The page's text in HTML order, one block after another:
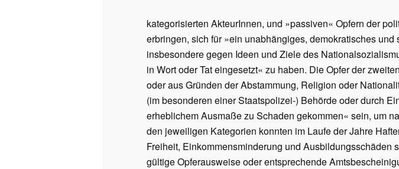
kategorisierten AkteurInnen, und »passiven« Opfern der
erbringen, sich für »ein unabhängiges, demokratisches
insbesondere gegen Ideen und Ziele des
in Wort oder Tat eingesetzt« zu haben. Die Opfer der
oder aus Gründen der Abstammung, Religion oder
(im besonderen einer Staatspolizei-) Behörde oder durch
erheblichem Ausmaße zu Schaden gekommen« sein, um
den jeweiligen Kategorien konnten im Laufe der Jahre
Freiheit, Einkommensminderung und Ausbildungsschäden
gültige Opferausweise oder entsprechende